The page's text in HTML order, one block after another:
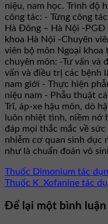
niệu, nam học. Trình độ
công tác: - Từng công
Hà Đông – Hà Nội -PGĐ
khoa Hà Nội -Chuyên
viên bộ môn Ngoại khoa
chuyên môn: -Tư vấn và
vấn và điều trị các bệnh
nam giới - Thực hiện
niệu nam - Phẫu thuật
Trĩ, áp-xe hậu môn, dò
luôn nhiệt tình, niềm nở
đáp mọi thắc mắc về
nhiễm cơ quan sinh dục
như là chuẩn đoán vô
Thuốc Dimonium tác
Thuốc K_Xofanine tác
Để lại một bình luận